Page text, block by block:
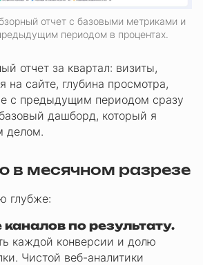
отчет с базовыми метриками и
периодом в процентах.
отчет за квартал: визиты,
на сайте, глубина просмотра,
с предыдущим периодом сразу
дашборд, который я
делом.
в месячном разрезе
глубже:
по результату.
каждой конверсии и долю
Чистой веб-аналитики